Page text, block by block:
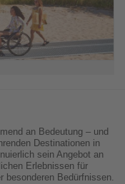
an Bedeutung – und
Destinationen in
sein Angebot an
Erlebnissen für
besonderen Bedürfnissen.